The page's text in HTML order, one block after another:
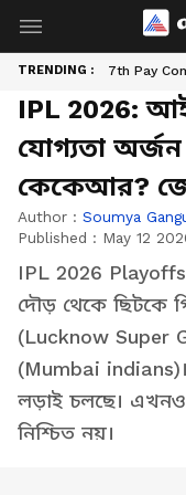
TRENDING : 7th Pay
IPL 2026:
যোগ্যতা
কেকেআর?
Author : Soumya
Published : May 12
IPL 2026
দৌড় থেকে ছিটকে
(Lucknow Super
(Mumbai
লড়াই চলছে।
নিশ্চিত নয়।